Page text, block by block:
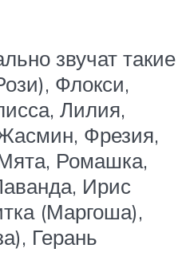
звучат такие
Флокси,
Лилия,
Фрезия,
Ромашка,
Ирис
(Маргоша),
Герань